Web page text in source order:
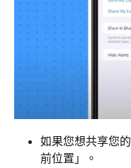
如果您想共享您
前位置」。